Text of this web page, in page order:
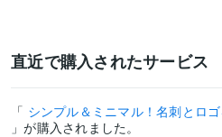
直近で購入されたサービス
「 シンプル＆ミニマル！名刺とロ
」が購入されました。